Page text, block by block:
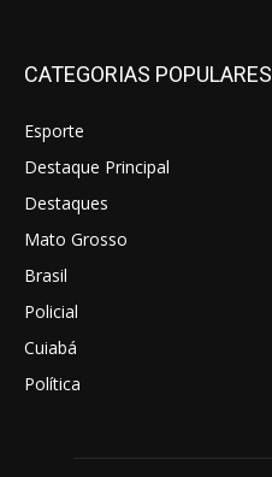
CATEGORIAS POPULARES
Esporte
Destaque Principal
Destaques
Mato Grosso
Brasil
Policial
Cuiabá
Política